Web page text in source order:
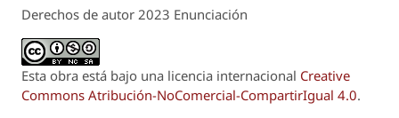
Derechos de autor 2023 Enunciación
Esta obra está bajo una licencia internacional Creative
Commons Atribución-NoComercial-CompartirIgual 4.0.